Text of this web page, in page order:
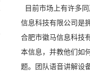
目前市场上有许多
信息科技有限公司是
合肥市徽马信息科技
本信息，并教他们如
题。
团队语音讲解设